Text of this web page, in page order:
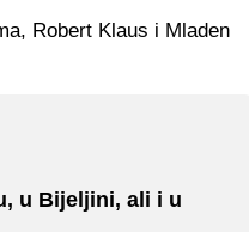
Robert Klaus i Mladen
u Bijeljini, ali i u